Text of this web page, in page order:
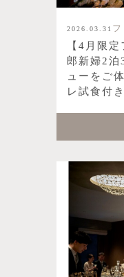
2026.03.31
【4月限
郎新婦2
ューをご
レ試食付き